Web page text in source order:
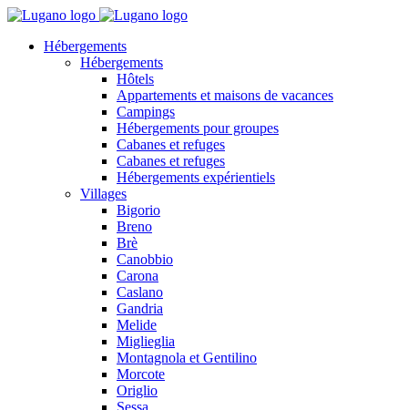
Hébergements
Hébergements
Hôtels
Appartements et maisons de vacances
Campings
Hébergements pour groupes
Cabanes et refuges
Cabanes et refuges
Hébergements expérientiels
Villages
Bigorio
Breno
Brè
Canobbio
Carona
Caslano
Gandria
Melide
Miglieglia
Montagnola et Gentilino
Morcote
Origlio
Sessa